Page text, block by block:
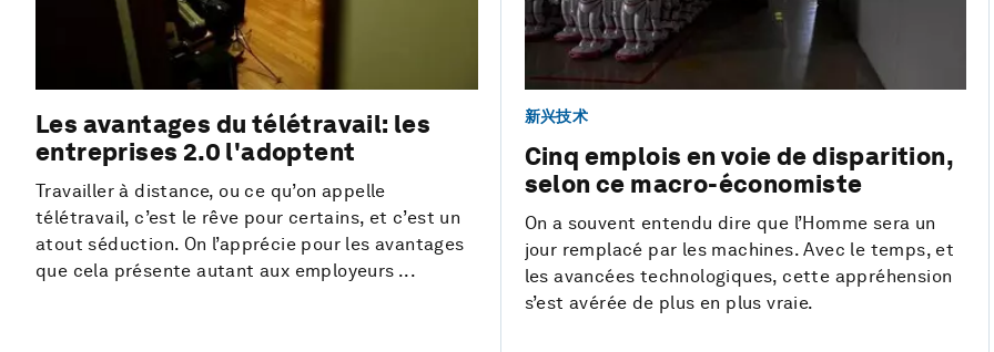
Les avantages du télétravail: les
entreprises 2.0 l'adoptent
Travailler à distance, ou ce qu’on appelle
télétravail, c’est le rêve pour certains, et c’est un
atout séduction. On l’apprécie pour les avantages
que cela présente autant aux employeurs ...
新兴技术
Cinq emplois en voie de disparition,
selon ce macro-économiste
On a souvent entendu dire que l’Homme sera un
jour remplacé par les machines. Avec le temps, et
les avancées technologiques, cette appréhension
s’est avérée de plus en plus vraie.